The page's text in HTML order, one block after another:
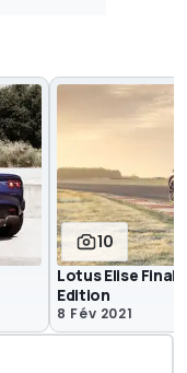
10
Lotus Elise Final
Edition
8 Fév 2021